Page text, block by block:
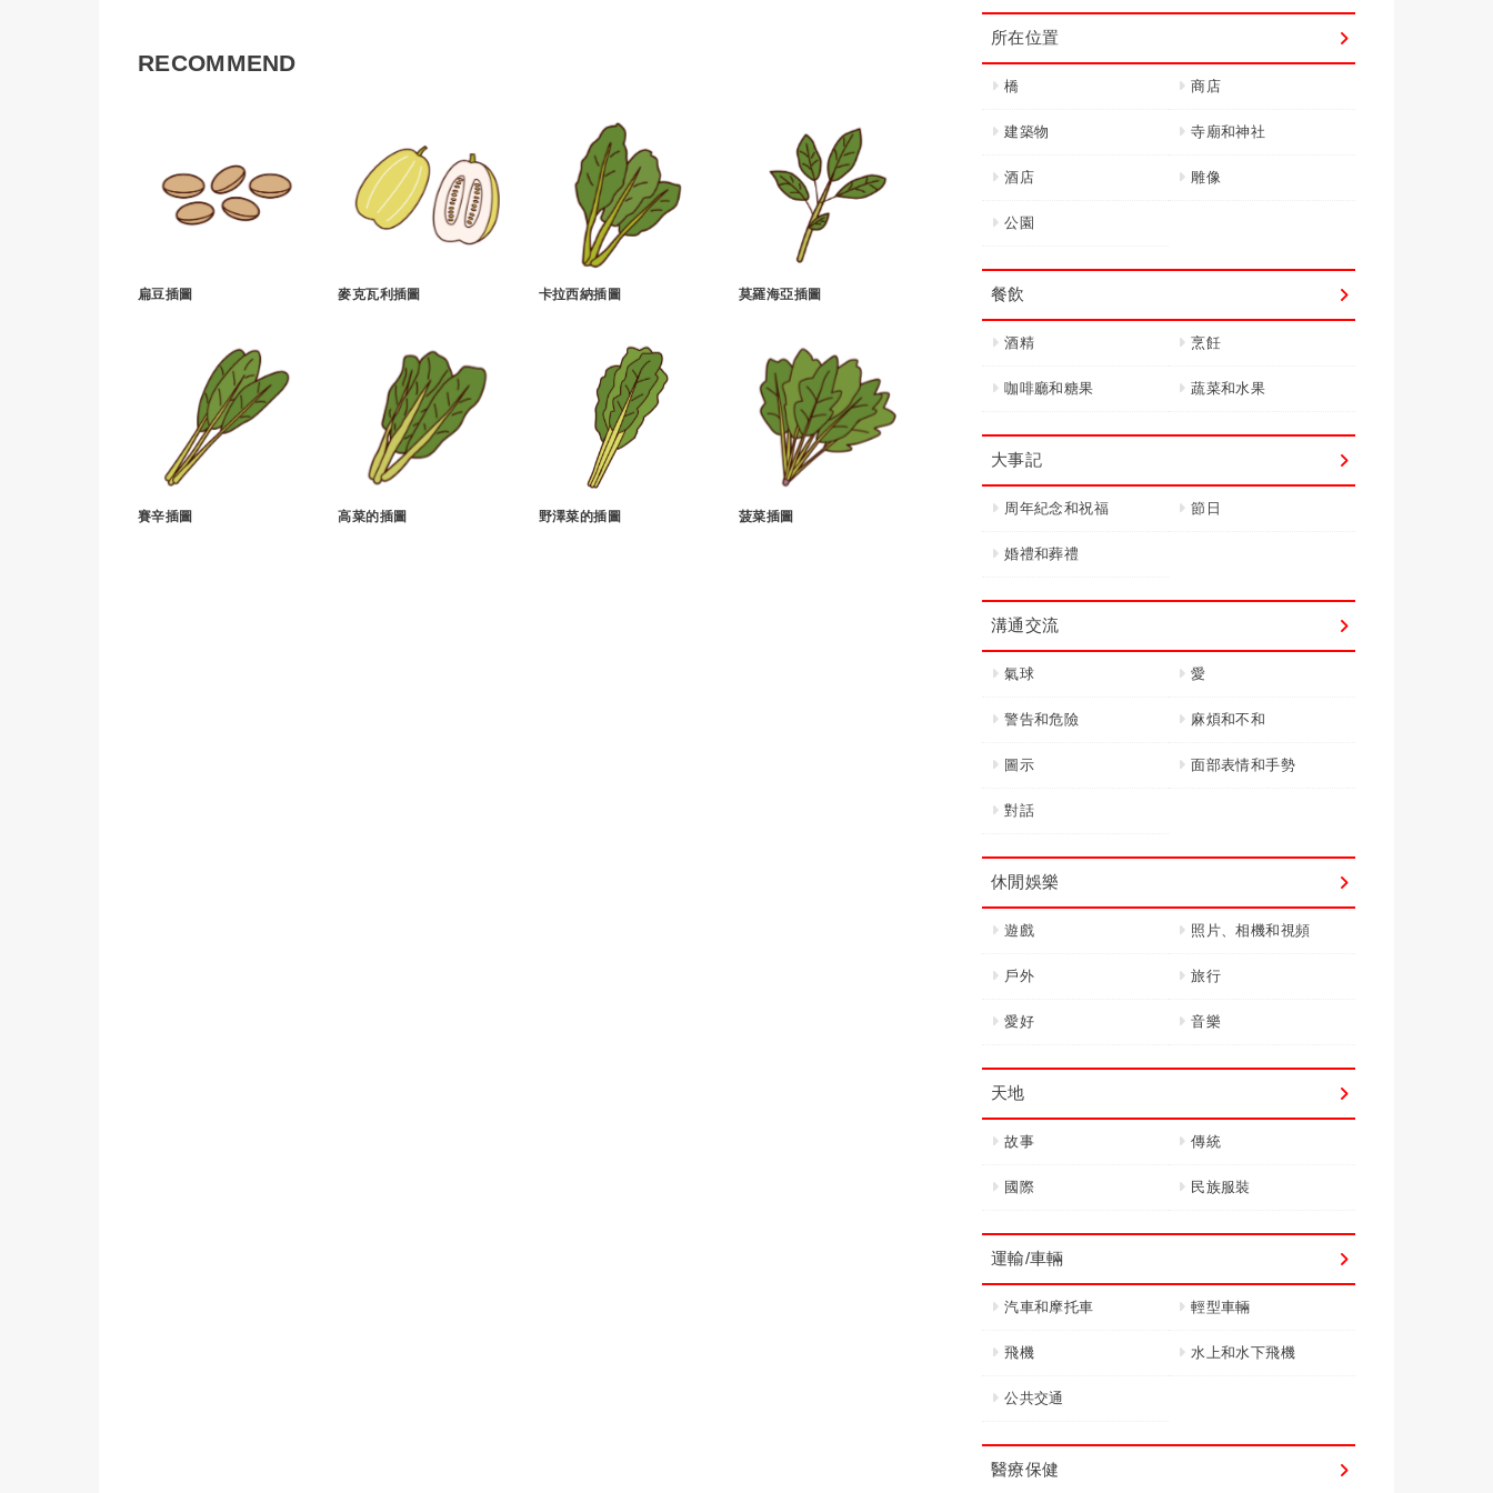
RECOMMEND
扁豆插圖 麥克瓦利插圖 卡拉西納插圖 莫羅海亞插圖
賽辛插圖 高菜的插圖 野澤菜的插圖 菠菜插圖
所在位置
橋 商店
建築物 寺廟和神社
酒店 雕像
公園
餐飲
酒精 烹飪
咖啡廳和糖果 蔬菜和水果
大事記
周年紀念和祝福 節日
婚禮和葬禮
溝通交流
氣球 愛
警告和危險 麻煩和不和
圖示 面部表情和手勢
對話
休閒娛樂
遊戲 照片、相機和視頻
戶外 旅行
愛好 音樂
天地
故事 傳統
國際 民族服裝
運輸/車輛
汽車和摩托車 輕型車輛
飛機 水上和水下飛機
公共交通
醫療保健